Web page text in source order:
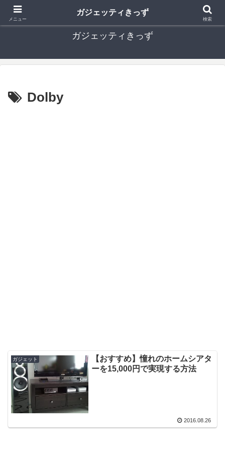
ガジェットやセキュリティーなど、子どもに関するICT情報ブログ
ガジェッティきっず
Dolby
ガジェット
【おすすめ】憧れのホームシアタ
ーを15,000円で実現する方法
2016.08.26
メニュー
ガジェッティきっず
検索